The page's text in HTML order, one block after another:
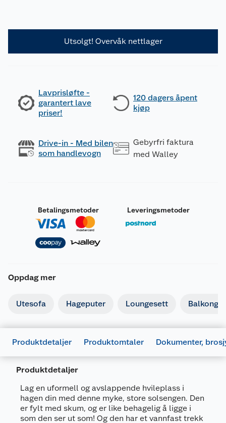
Utsolgt! Overvåk nettlager
Lavprisløfte -
garantert lave
priser!
120 dagers åpent
kjøp
Drive-in - Med bilen
som handlevogn
Gebyrfri faktura
med Walley
Betalingsmetoder Leveringsmetoder
Oppdag mer
Utesofa Hageputer Loungesett
Produktdetaljer Produktomtaler Dokumenter,
Produktdetaljer
Lag en uformell og avslappende hvileplass i
hagen din med denne myke, store solsengen. Den
er fylt med skum, og er like behagelig å ligge i
som den ser ut som! Og den har et vannfast trekk